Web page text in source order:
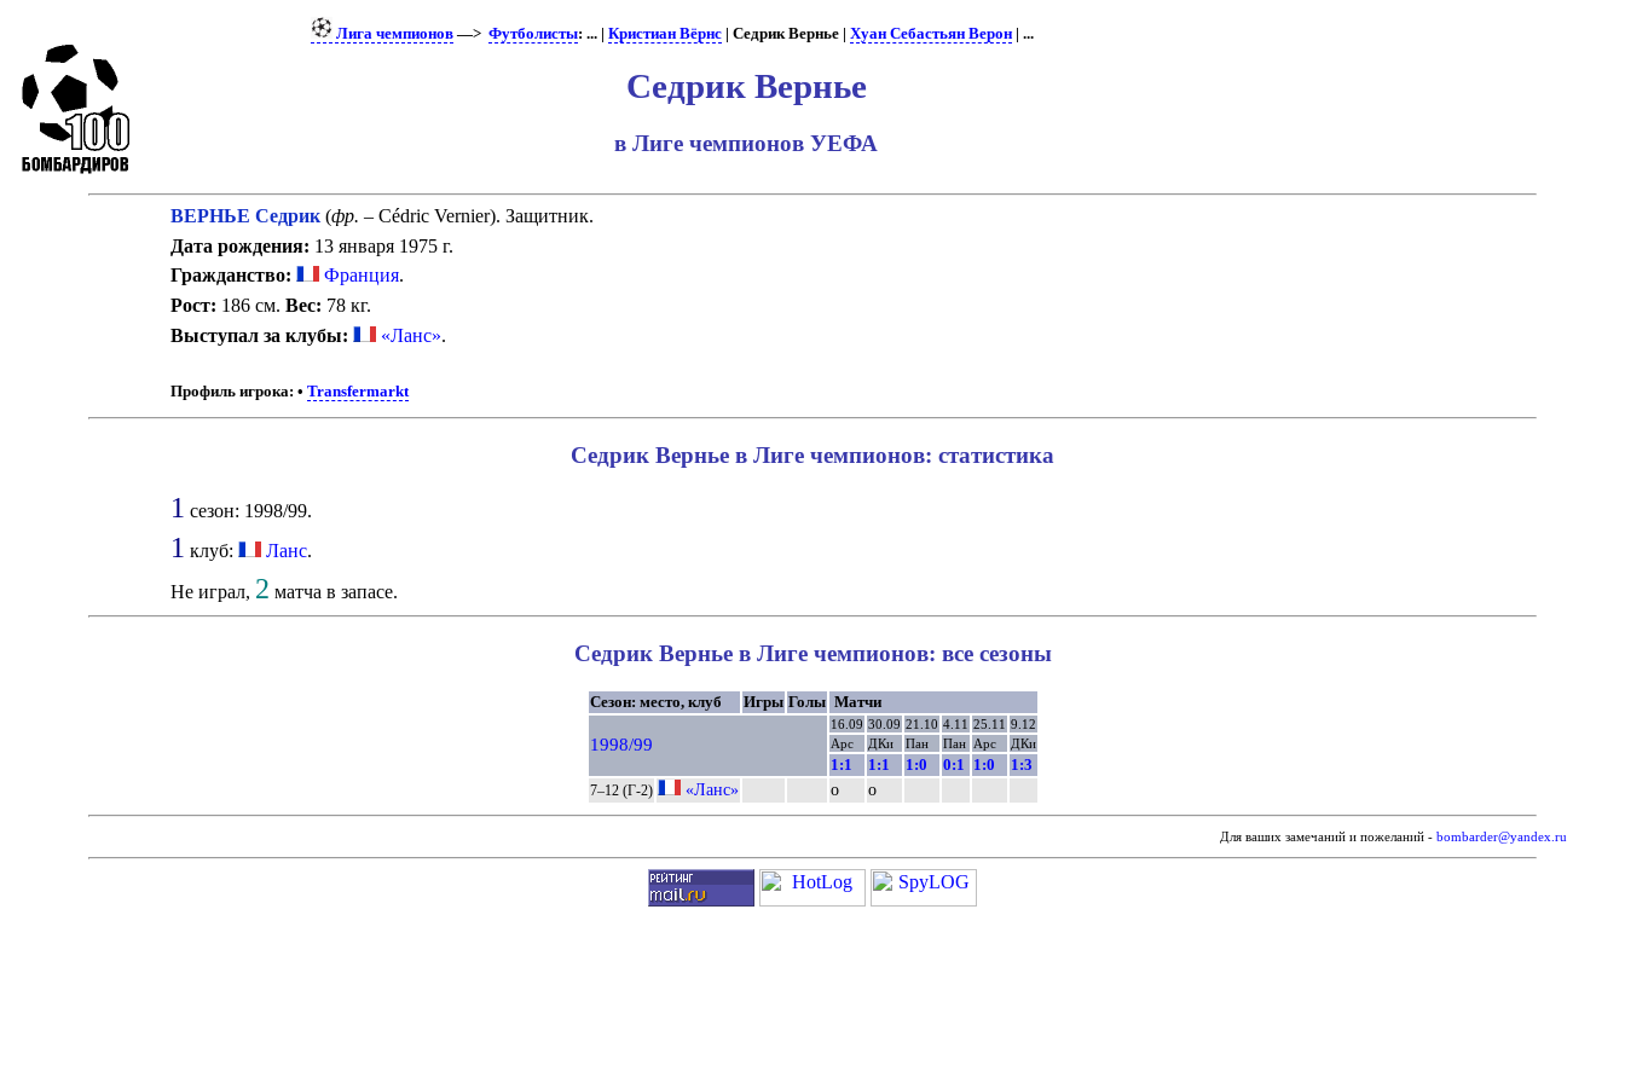
Лига чемпионов —> Футболисты: ... | Кристиан Вёрнс | Седрик Вернье | Хуан Себастьян Верон | ...
Седрик Вернье
в Лиге чемпионов УЕФА
ВЕРНЬЕ Седрик(фр. – Cédric Vernier). Защитник.
Дата рождения: 13 января 1975 г.
Гражданство:
Франция.
Рост: 186 см. Вес: 78 кг.
Выступал за клубы:
«Ланс».
Профиль игрока: • Transfermarkt
Седрик Вернье в Лиге чемпионов: статистика
1 сезон: 1998/99.
1 клуб: Ланс.
Не играл, 2 матча в запасе.
Седрик Вернье в Лиге чемпионов: все сезоны
Сезон: место, клуб Игры Голы Матчи
1998/99
16.09 30.09 21.10 4.11 25.11 9.12
Арс
ДКи Пан Пан Арс ДКи
1:1 1:1 1:0 0:1 1:0 1:3
7–12 (Г-2) «Ланс» о о
Для ваших замечаний и пожеланий - bombarder@yandex.ru